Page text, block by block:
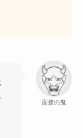
面接の鬼